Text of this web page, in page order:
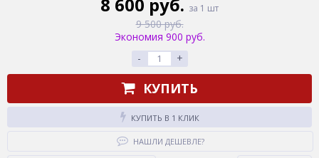
за 1 шт
9 500 руб.
Экономия 900 руб.
-
+
КУПИТЬ
КУПИТЬ В 1 КЛИК
НАШЛИ ДЕШЕВЛЕ?